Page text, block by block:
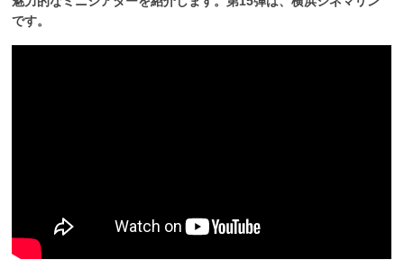
です。